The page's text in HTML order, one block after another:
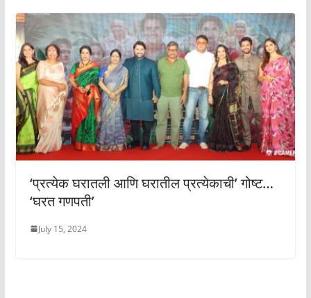
‘प्रत्येक घरातली आणि घरातील प्रत्येकाची’ गोष्ट…
‘घरत गणपती’
July 15, 2024